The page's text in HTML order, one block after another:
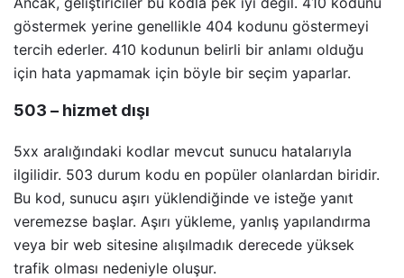
göstermek yerine genellikle 404 kodunu göstermeyi
tercih ederler. 410 kodunun belirli bir anlamı olduğu
için hata yapmamak için böyle bir seçim yaparlar.
503 – hizmet dışı
5xx aralığındaki kodlar mevcut sunucu hatalarıyla
ilgilidir. 503 durum kodu en popüler olanlardan biridir.
Bu kod, sunucu aşırı yüklendiğinde ve isteğe yanıt
veremezse başlar. Aşırı yükleme, yanlış yapılandırma
veya bir web sitesine alışılmadık derecede yüksek
trafik olması nedeniyle oluşur.